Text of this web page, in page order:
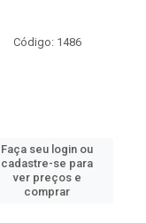
Código: 1486
Faça seu login ou
cadastre-se para
ver preços e
comprar